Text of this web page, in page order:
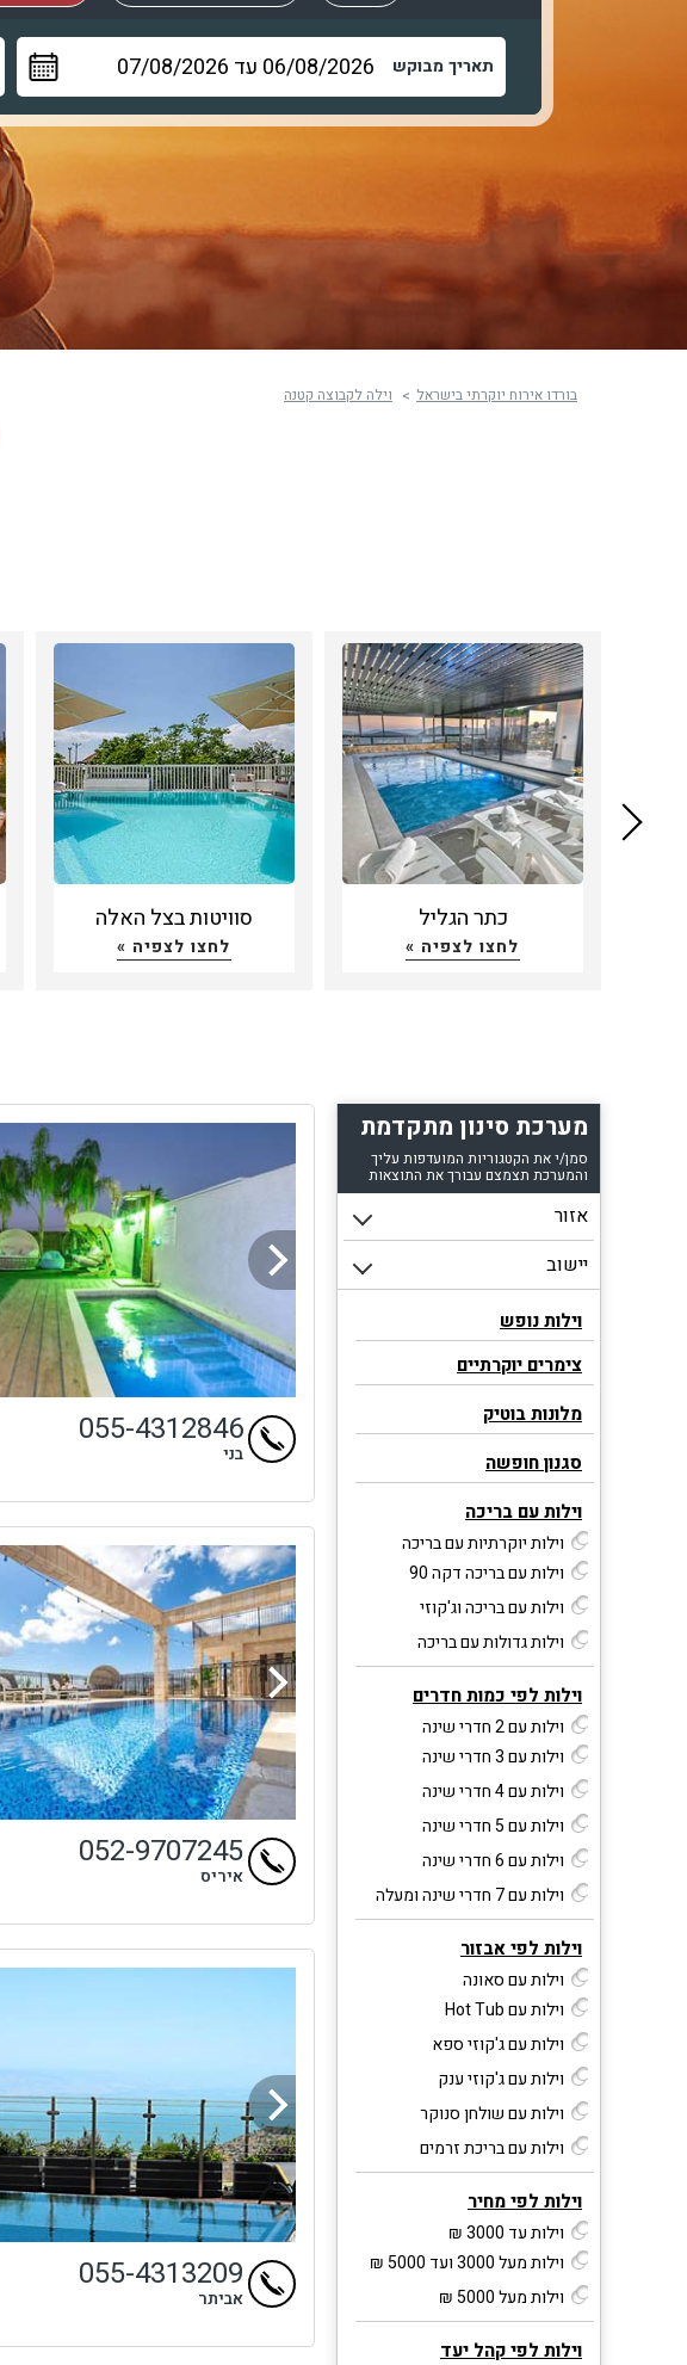
תאריך מבוקש
בורדו אירוח יוקרתי בישראל וילה לקבוצה קטנה
כתר הגליל
לחצו לצפיה »
סוויטות בצל האלה
לחצו לצפיה »
מערכת סינון מתקדמת
סמן/י את הקטגוריות המועדפות עליך
והמערכת תצמצם עבורך את התוצאות
וילות נופש
צימרים יוקרתיים
מלונות בוטיק
סגנון חופשה
וילות עם בריכה
וילות יוקרתיות עם בריכה
וילות עם בריכה דקה 90
וילות עם בריכה וג'קוזי
וילות גדולות עם בריכה
וילות לפי כמות חדרים
וילות עם 2 חדרי שינה
וילות עם 3 חדרי שינה
וילות עם 4 חדרי שינה
וילות עם 5 חדרי שינה
וילות עם 6 חדרי שינה
וילות עם 7 חדרי שינה ומעלה
וילות לפי אבזור
וילות עם סאונה
וילות עם Hot Tub
וילות עם ג'קוזי ספא
וילות עם ג'קוזי ענק
וילות עם שולחן סנוקר
וילות עם בריכת זרמים
וילות לפי מחיר
וילות עד 3000 ₪
וילות מעל 3000 ועד 5000 ₪
וילות מעל 5000 ₪
וילות לפי קהל יעד
055-4312846
בני
052-9707245
איריס
055-4313209
אביתר